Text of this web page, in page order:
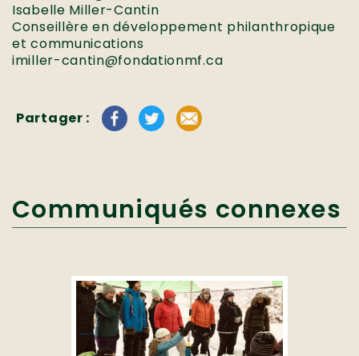
Isabelle Miller-Cantin
Conseillère en développement philanthropique
et communications
imiller-cantin@fondationmf.ca
Partager :
Communiqués connexes